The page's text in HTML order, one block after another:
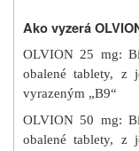
Ako vyzerá
OLVION 25 mg:
obalené tablety, z
vyrazeným „B9“
OLVION 50 mg:
obalené tablety, z